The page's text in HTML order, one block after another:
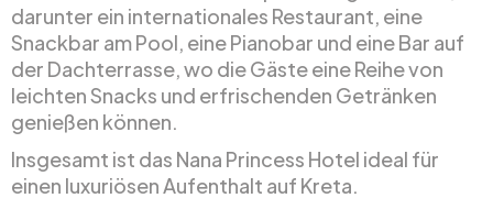
darunter ein internationales Restaurant, eine
Snackbar am Pool, eine Pianobar und eine Bar auf
der Dachterrasse, wo die Gäste eine Reihe von
leichten Snacks und erfrischenden Getränken
genießen können.
Insgesamt ist das Nana Princess Hotel ideal für
einen luxuriösen Aufenthalt auf Kreta.